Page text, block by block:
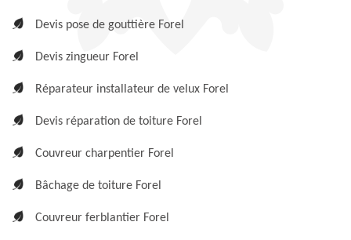
Devis pose de gouttière Forel
Devis zingueur Forel
Réparateur installateur de velux Forel
Devis réparation de toiture Forel
Couvreur charpentier Forel
Bâchage de toiture Forel
Couvreur ferblantier Forel